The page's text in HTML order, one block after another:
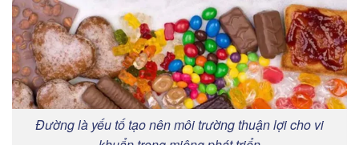
Đường là yếu tố tạo nên môi trường thuận lợi cho vi